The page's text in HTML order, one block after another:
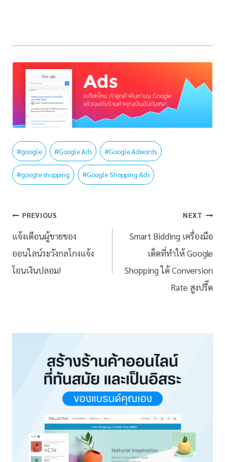
#google #Google Ads #Google Adwords
#google shopping #Google Shopping Ads
PREVIOUS
แจ้งเตือนผู้ขายของ
ออนไลน์ระวังกลโกงแจ้ง
โอนเงินปลอม!
NEXT
Smart Bidding เครื่องมือ
เด็ดที่ทำให้ Google
Shopping ได้ Conversion
Rate สูงปรี๊ด